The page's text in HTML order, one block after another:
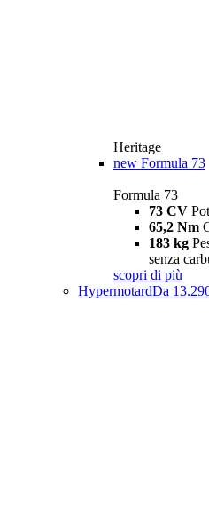
Heritage
new Formula 73
Formula 73
73 CV
65,2 Nm
183 kg
senza
scopri di più
HypermotardDa